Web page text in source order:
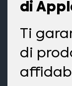
di
Ti
di